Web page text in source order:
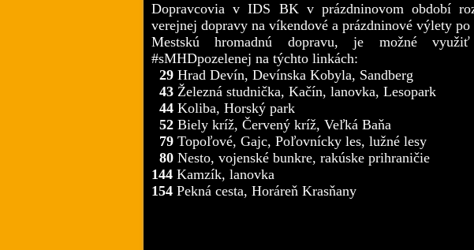
Dopravcovia v IDS BK v prázdninovom období
verejnej dopravy na víkendové a prázdninové výlety
Mestskú hromadnú dopravu, je možné
#sMHDpozelenej na týchto linkách:
29 Hrad Devín, Devínska Kobyla, Sandberg
43 Železná studnička, Kačín, lanovka, Lesopark
44 Koliba, Horský park
52 Biely kríž, Červený kríž, Veľká Baňa
79 Topoľové, Gajc, Poľovnícky les, lužné lesy
80 Nesto, vojenské bunkre, rakúske prihraničie
144 Kamzík, lanovka
154 Pekná cesta, Horáreň Krasňany